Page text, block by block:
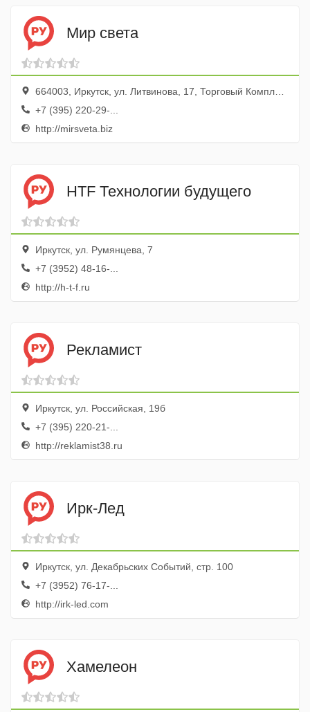
Мир света
664003, Иркутск, ул. Литвинова, 17, Торговый Комплекс, цокольный эт., пав. Ц18
+7 (395) 220-29-...
http://mirsveta.biz
HTF Технологии будущего
Иркутск, ул. Румянцева, 7
+7 (3952) 48-16-...
http://h-t-f.ru
Рекламист
Иркутск, ул. Российская, 19б
+7 (395) 220-21-...
http://reklamist38.ru
Ирк-Лед
Иркутск, ул. Декабрьских Событий, стр. 100
+7 (3952) 76-17-...
http://irk-led.com
Хамелеон